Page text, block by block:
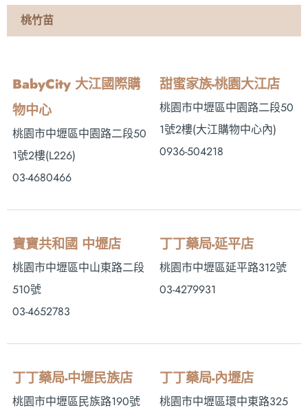
桃竹苗
BabyCity 大江國際購
物中心
桃園市中壢區中園路二段50
1號2樓(L226)
03-4680466
甜蜜家族-桃園大江店
桃園市中壢區中園路二段50
1號2樓 (大江購物中心內)
0936-504218
寶寶共和國 中壢店
桃園市中壢區中山東路二段
510號
03-4652783
丁丁藥局-延平店
桃園市中壢區延平路312號
03-4279931
丁丁藥局-中壢民族店
桃園市中壢區民族路190號
丁丁藥局-內壢店
桃園市中壢區環中東路325